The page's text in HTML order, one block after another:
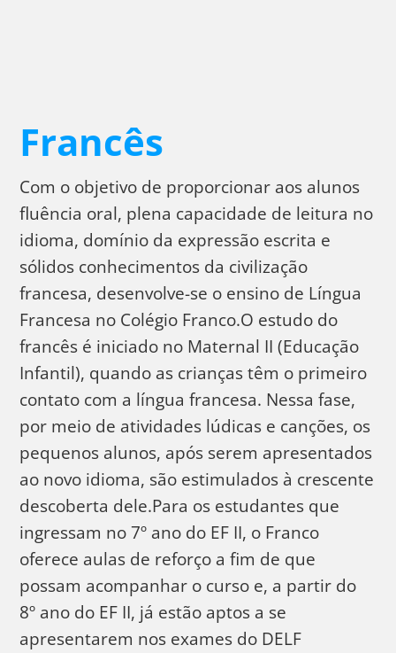
Francês
Com o objetivo de proporcionar aos alunos
fluência oral, plena capacidade de leitura no
idioma, domínio da expressão escrita e
sólidos conhecimentos da civilização
francesa, desenvolve-se o ensino de Língua
Francesa no Colégio Franco.O estudo do
francês é iniciado no Maternal II (Educação
Infantil), quando as crianças têm o primeiro
contato com a língua francesa. Nessa fase,
por meio de atividades lúdicas e canções, os
pequenos alunos, após serem apresentados
ao novo idioma, são estimulados à crescente
descoberta dele.Para os estudantes que
ingressam no 7º ano do EF II, o Franco
oferece aulas de reforço a fim de que
possam acompanhar o curso e, a partir do
8º ano do EF II, já estão aptos a se
apresentarem nos exames do DELF